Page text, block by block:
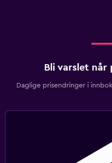
Bli varslet når
Daglige prisendringer i